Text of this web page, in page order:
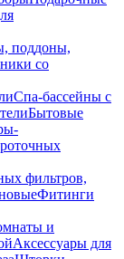
поддоны,
со
Спа-бассейны с
Бытовые
фильтров,
Фитинги
и
Аксессуары для